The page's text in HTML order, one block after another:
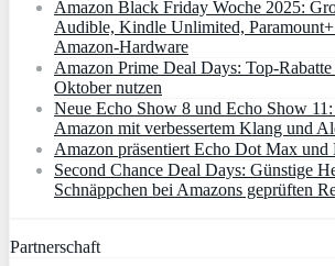
Amazon Black Friday Woche 2025:
Audible, Kindle Unlimited,
Amazon‑Hardware
Amazon Prime Deal Days: Top-
Oktober nutzen
Neue Echo Show 8 und Echo Show
Amazon mit verbessertem Klang und
Amazon präsentiert Echo Dot Max und
Second Chance Deal Days: Günstige
Schnäppchen bei Amazons geprüften
Partnerschaft